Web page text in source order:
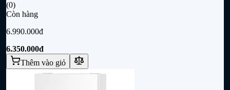
(0)
Còn hàng
6.990.000đ
6.350.000đ
Thêm vào giỏ